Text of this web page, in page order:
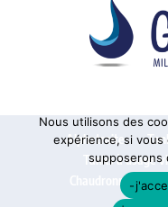
Alphatraite
Tanks à usage
Chaudronnerie sur
Nous utilisons des
expérience, si
supposerons
-